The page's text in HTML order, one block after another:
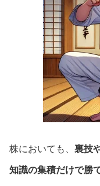
株においても、 裏技
知識の集積だけで勝